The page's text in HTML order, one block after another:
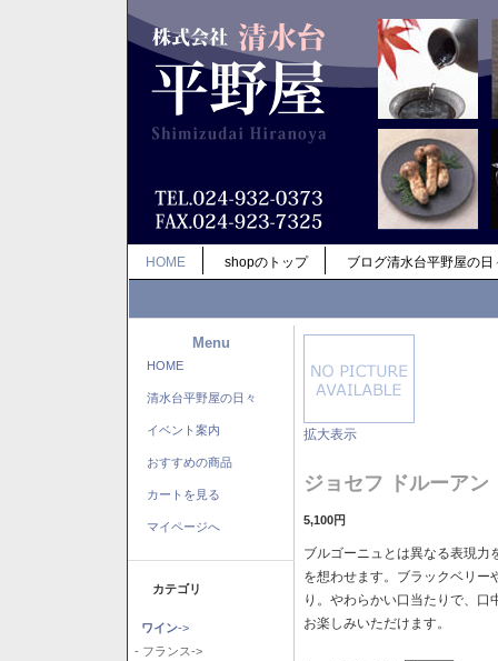
HOME shopのトップ ブログ清水台平野屋の日
Menu
HOME
清水台平野屋の日々
イベント案内
おすすめの商品
カートを見る
マイページへ
カテゴリ
ワイン->
- フランス->
拡大表示
ジョセフ ドルーア
5,100円
ブルゴーニュとは異なる表現力
を想わせます。ブラックベリー
り。やわらかい口当たりで、
お楽しみいただけます。